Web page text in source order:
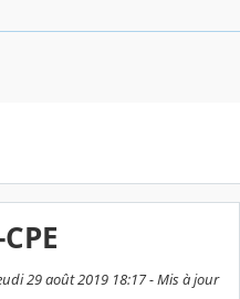
29 août 2019 18:17 - Mis à jour